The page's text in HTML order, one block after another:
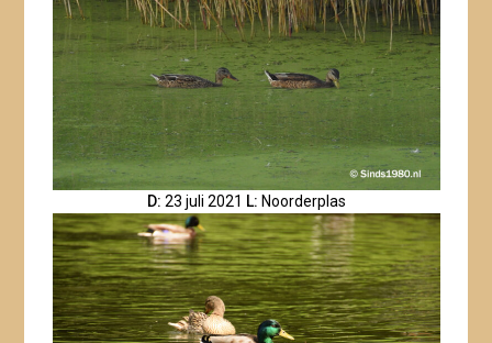
D: 23 juli 2021 L: Noorderplas